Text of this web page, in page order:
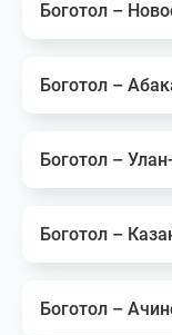
Боготол –
Боготол –
Боготол –
Боготол –
Боготол –